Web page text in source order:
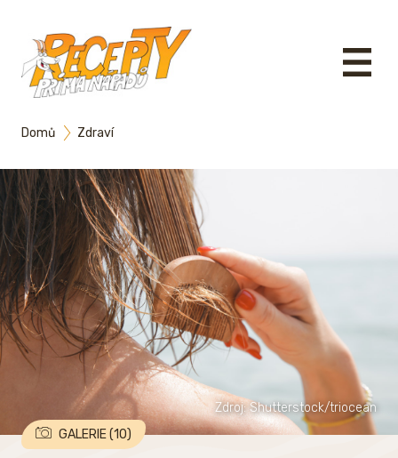
Domů Zdraví
GALERIE (10)
Zdroj: Shutterstock/triocean